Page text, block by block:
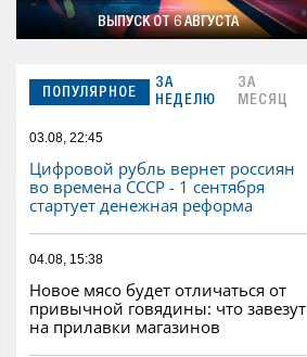
ВЫПУСК ОТ 6 АВГУСТА
ПОПУЛЯРНОЕ
ЗА
НЕДЕЛЮ
ЗА
МЕСЯЦ
03.08, 22:45
Цифровой рубль вернет россиян
во времена СССР - 1 сентября
стартует денежная реформа
04.08, 15:38
Новое мясо будет отличаться от
привычной говядины: что завезут
на прилавки магазинов